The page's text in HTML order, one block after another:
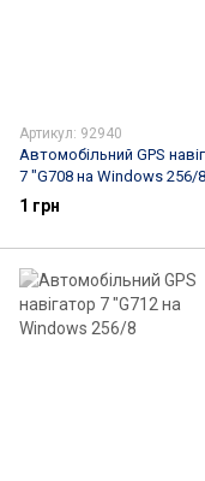
Артикул: 92940
Автомобільний GPS
7 "G708 на Windows 256/8
1 грн